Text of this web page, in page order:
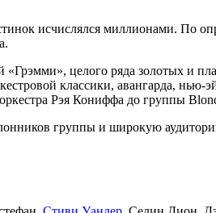
исчислялся миллионами. По
целого ряда золотых и
классики, авангарда,
Рэя Кониффа до группы
группы и широкую